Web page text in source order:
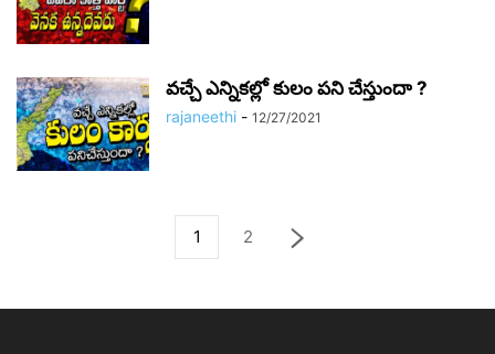
వచ్చే ఎన్నికల్లో కులం పని చేస్తుందా ?
rajaneethi - 12/27/2021
1 2